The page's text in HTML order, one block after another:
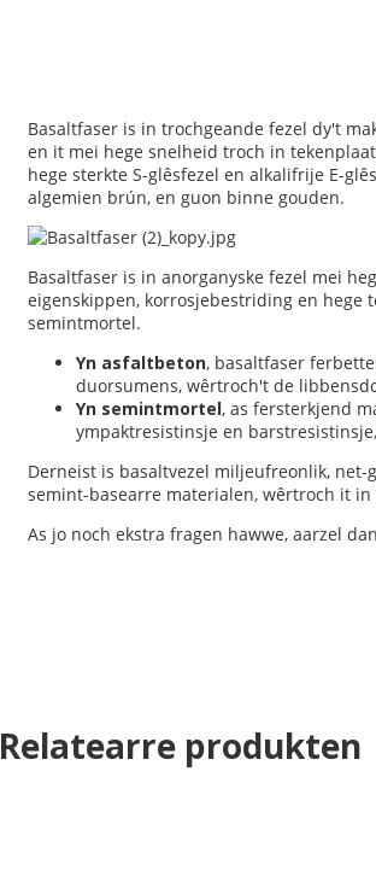
Basaltfaser is in trochgeande fezel dy't
en it mei hege snelheid troch in
hege sterkte S-glêsfezel en alkalifrije E-
algemien brún, en guon binne gouden.
Basaltfaser is in anorganyske fezel mei
eigenskippen, korrosjebestriding en
semintmortel.
Yn asfaltbeton, basaltfaser
duorsumens, wêrtroch't de
Yn semintmortel, as fersterkjend
ympaktresistinsje en
Derneist is basaltvezel miljeufreonlik,
semint-basearre materialen, wêrtroch it
As jo ​​noch ekstra fragen hawwe, aarzel
Relatearre produkten